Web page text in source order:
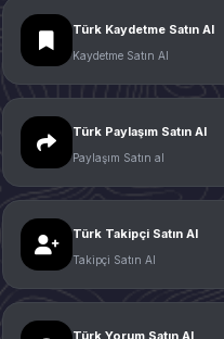
Türk Kaydetme Satın Al
Kaydetme Satın Al
Türk Paylaşım Satın Al
Paylaşım Satın al
Türk Takipçi Satın Al
Takipçi Satın Al